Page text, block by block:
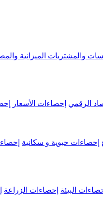
والمشتريات الميزانية
الرقمي إحصاءات الأسعار
إحصاءات حيوية و سكانية
البيئة إحصاءات الزراعة